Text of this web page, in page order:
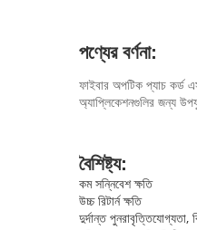
পণ্যের বর্ণনা:
ফাইবার অপটিক প্যাচ কর্ড
অ্যাপ্লিকেশনগুলির জন্য
বৈশিষ্ট্য:
কম সন্নিবেশ ক্ষতি
উচ্চ রিটার্ন ক্ষতি
দুর্দান্ত পুনরাবৃত্তিযোগ্যতা,